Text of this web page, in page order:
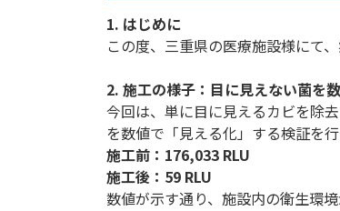
1. はじめに
この度、三重県の医療施設様にて
2. 施工の様子：目に見えない菌を
今回は、単に目に見えるカビを除
を数値で「見える化」する検証を行
施工前：176,033 RLU
施工後：59 RLU
数値が示す通り、施設内の衛生環